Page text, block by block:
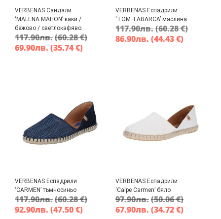
VERBENAS Сандали
‘MALENA MAHON’ каки /
бежово / светлокафяво
117.90лв.(60.28 €)
69.90лв. (35.74 €)
VERBENAS Еспадрили
‘TOM TABARCA’ маслина
117.90лв.(60.28 €)
86.90лв. (44.43 €)
VERBENAS Еспадрили
‘CARMEN’ тъмносиньо
117.90лв.(60.28 €)
92.90лв. (47.50 €)
VERBENAS Еспадрили
‘Calpe Carmen’ бяло
97.90лв.(50.06 €)
67.90лв. (34.72 €)